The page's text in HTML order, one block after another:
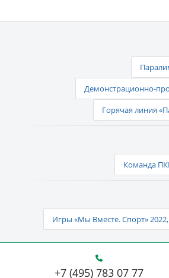
Демонстрационно-
Горячая линия
Команда
Игры «Мы Вместе. Спорт»
+7 (495) 783 07 77